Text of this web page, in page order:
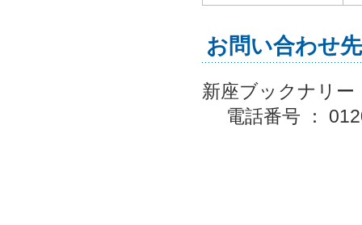
お問い合わせ先
新座ブックナリ
電話番号 ：